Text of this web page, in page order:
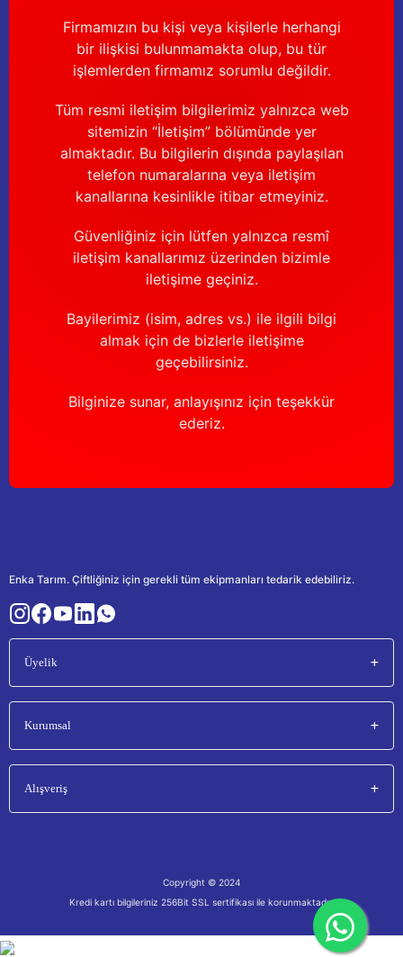
Firmamızın bu kişi veya kişilerle herhangi
bir ilişkisi bulunmamakta olup, bu tür
işlemlerden firmamız sorumlu değildir.
Tüm resmi iletişim bilgilerimiz yalnızca web
sitemizin “İletişim” bölümünde yer
almaktadır. Bu bilgilerin dışında paylaşılan
telefon numaralarına veya iletişim
kanallarına kesinlikle itibar etmeyiniz.
Güvenliğiniz için lütfen yalnızca resmî
iletişim kanallarımız üzerinden bizimle
iletişime geçiniz.
Bayilerimiz (isim, adres vs.) ile ilgili bilgi
almak için de bizlerle iletişime
geçebilirsiniz.
Bilginize sunar, anlayışınız için teşekkür
ederiz.
Enka Tarım. Çiftliğiniz için gerekli tüm ekipmanları tedarik edebiliriz.
Üyelik
Kurumsal
Alışveriş
Copyright © 2024
Kredi kartı bilgileriniz 256Bit SSL sertifikası ile korunmaktadır.